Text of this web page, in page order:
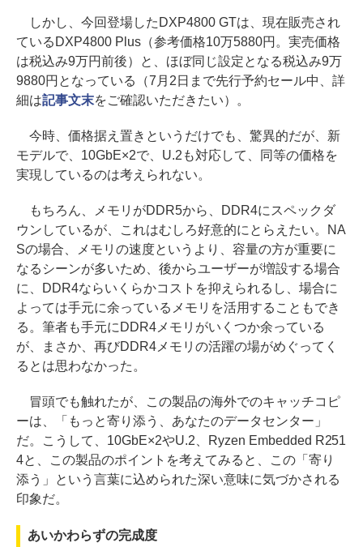
しかし、今回登場したDXP4800 GTは、現在販売され
ているDXP4800 Plus（参考価格10万5880円。実売価格
は税込み9万円前後）と、ほぼ同じ設定となる税込み9万
9880円となっている（7月2日まで先行予約セール中、詳
細は記事文末をご確認いただきたい）。
今時、価格据え置きというだけでも、驚異的だが、新
モデルで、10GbE×2で、U.2も対応して、同等の価格を
実現しているのは考えられない。
もちろん、メモリがDDR5から、DDR4にスペックダ
ウンしているが、これはむしろ好意的にとらえたい。NA
Sの場合、メモリの速度というより、容量の方が重要に
なるシーンが多いため、後からユーザーが増設する場合
に、DDR4ならいくらかコストを抑えられるし、場合に
よっては手元に余っているメモリを活用することもでき
る。筆者も手元にDDR4メモリがいくつか余っている
が、まさか、再びDDR4メモリの活躍の場がめぐってく
るとは思わなかった。
冒頭でも触れたが、この製品の海外でのキャッチコピ
ーは、「もっと寄り添う、あなたのデータセンター」
だ。こうして、10GbE×2やU.2、Ryzen Embedded R251
4と、この製品のポイントを考えてみると、この「寄り
添う」という言葉に込められた深い意味に気づかされる
印象だ。
あいかわらずの完成度